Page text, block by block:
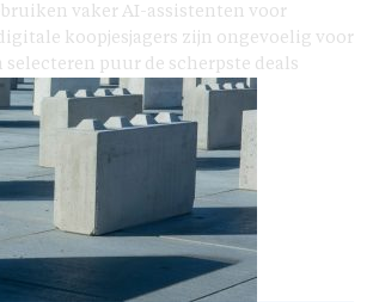
vaker AI-assistenten voor
koopjesjagers zijn ongevoelig voor
selecteren puur de scherpste deals